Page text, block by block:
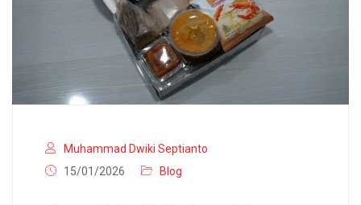
Muhammad Dwiki Septianto
15/01/2026
Blog